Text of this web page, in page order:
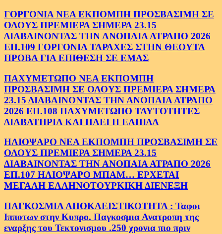
ΓΟΡΓΟΝΙΑ ΝΕΑ ΕΚΠΟΜΠΗ ΠΡΟΣΒΑΣΙΜΗ ΣΕ
ΟΛΟΥΣ ΠΡΕΜΙΕΡΑ ΣΗΜΕΡΑ 23.15
ΔΙΑΒΑΙΝΟΝΤΑΣ ΤΗΝ ΑΝΟΠΑΙΑ ΑΤΡΑΠΟ 2026
ΕΠ.109 ΓΟΡΓΟΝΙΑ ΤΑΡΑΧΕΣ ΣΤΗΝ ΘΕΟΥΤΑ
ΠΡΟΒΑ ΓΙΑ ΕΠΙΘΕΣΗ ΣΕ ΕΜΑΣ
ΠΑΧΥΜΕΤΩΠΟ ΝΕΑ ΕΚΠΟΜΠΗ
ΠΡΟΣΒΑΣΙΜΗ ΣΕ ΟΛΟΥΣ ΠΡΕΜΙΕΡΑ ΣΗΜΕΡΑ
23.15 ΔΙΑΒΑΙΝΟΝΤΑΣ ΤΗΝ ΑΝΟΠΑΙΑ ΑΤΡΑΠΟ
2026 ΕΠ.108 ΠΑΧΥΜΕΤΩΠΟ ΤΑΥΤΟΤΗΤΕΣ
ΔΙΑΒΑΤΗΡΙΑ ΚΑΙ ΠΑΕΙ Η ΕΛΠΙΔΑ
ΗΛΙΟΨΑΡΟ ΝΕΑ ΕΚΠΟΜΠΗ ΠΡΟΣΒΑΣΙΜΗ ΣΕ
ΟΛΟΥΣ ΠΡΕΜΙΕΡΑ ΣΗΜΕΡΑ 23.15
ΔΙΑΒΑΙΝΟΝΤΑΣ ΤΗΝ ΑΝΟΠΑΙΑ ΑΤΡΑΠΟ 2026
ΕΠ.107 ΗΛΙΟΨΑΡΟ ΜΠΑΜ… ΕΡΧΕΤΑΙ
ΜΕΓΑΛΗ ΕΛΛΗΝΟΤΟΥΡΚΙΚΗ ΔΙΕΝΕΞΗ
ΠΑΓΚΟΣΜΙΑ ΑΠΟΚΛΕΙΣΤΙΚΟΤΗΤΑ : Ταφοι
Ιπποτων στην Κυπρο. Παγκοσμια Ανατροπη της
εναρξης του Τεκτονισμου .250 χρονια πιο πριν